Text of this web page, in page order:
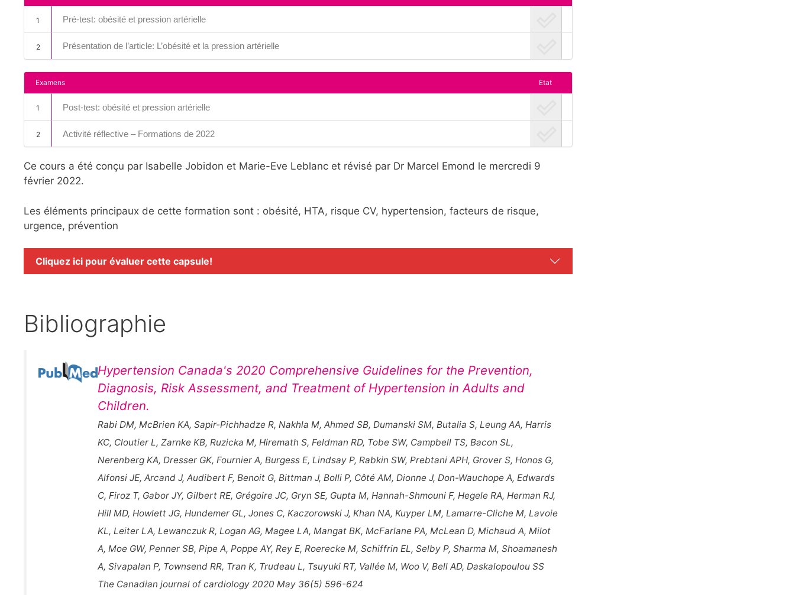
1 Pré-test: obésité et pression artérielle
2 Présentation de l’article: L’obésité et la pression artérielle
Examens Etat
1 Post-test: obésité et pression artérielle
2 Activité réflective – Formations de 2022
Ce cours a été conçu par Isabelle Jobidon et Marie-Eve Leblanc et révisé par Dr Marcel Emond le mercredi 9
février 2022.
Les éléments principaux de cette formation sont : obésité, HTA, risque CV, hypertension, facteurs de risque,
urgence, prévention
Cliquez ici pour évaluer cette capsule!
Bibliographie
Hypertension Canada's 2020 Comprehensive Guidelines for the Prevention,
Diagnosis, Risk Assessment, and Treatment of Hypertension in Adults and
Children.
Rabi DM, McBrien KA, Sapir-Pichhadze R, Nakhla M, Ahmed SB, Dumanski SM, Butalia S, Leung AA, Harris
KC, Cloutier L, Zarnke KB, Ruzicka M, Hiremath S, Feldman RD, Tobe SW, Campbell TS, Bacon SL,
Nerenberg KA, Dresser GK, Fournier A, Burgess E, Lindsay P, Rabkin SW, Prebtani APH, Grover S, Honos G,
Alfonsi JE, Arcand J, Audibert F, Benoit G, Bittman J, Bolli P, Côté AM, Dionne J, Don-Wauchope A, Edwards
C, Firoz T, Gabor JY, Gilbert RE, Grégoire JC, Gryn SE, Gupta M, Hannah-Shmouni F, Hegele RA, Herman RJ,
Hill MD, Howlett JG, Hundemer GL, Jones C, Kaczorowski J, Khan NA, Kuyper LM, Lamarre-Cliche M, Lavoie
KL, Leiter LA, Lewanczuk R, Logan AG, Magee LA, Mangat BK, McFarlane PA, McLean D, Michaud A, Milot
A, Moe GW, Penner SB, Pipe A, Poppe AY, Rey E, Roerecke M, Schiffrin EL, Selby P, Sharma M, Shoamanesh
A, Sivapalan P, Townsend RR, Tran K, Trudeau L, Tsuyuki RT, Vallée M, Woo V, Bell AD, Daskalopoulou SS
The Canadian journal of cardiology 2020 May 36(5) 596-624